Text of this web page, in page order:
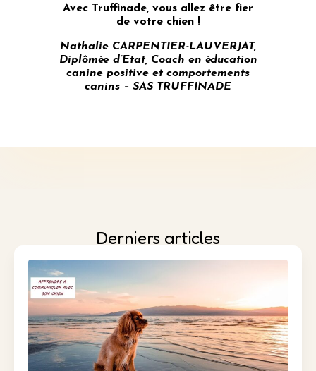
Avec Truffinade, vous allez être fier
de votre chien !
Nathalie CARPENTIER-LAUVERJAT,
Diplômée d’Etat, Coach en éducation
canine positive et comportements
canins – SAS TRUFFINADE
Derniers articles